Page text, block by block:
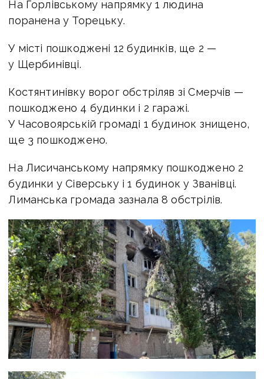
На Горлівському напрямку 1 людина
поранена у Торецьку.
У місті пошкоджені 12 будинків, ще 2 —
у Щербинівці.
Костянтинівку ворог обстріляв зі Смерчів —
пошкоджено 4 будинки і 2 гаражі.
У Часовоярській громаді 1 будинок знищено,
ще 3 пошкоджено.
На Лисичанському напрямку пошкоджено 2
будинки у Сіверську і 1 будинок у Званівці.
Лиманська громада зазнала 8 обстрілів.